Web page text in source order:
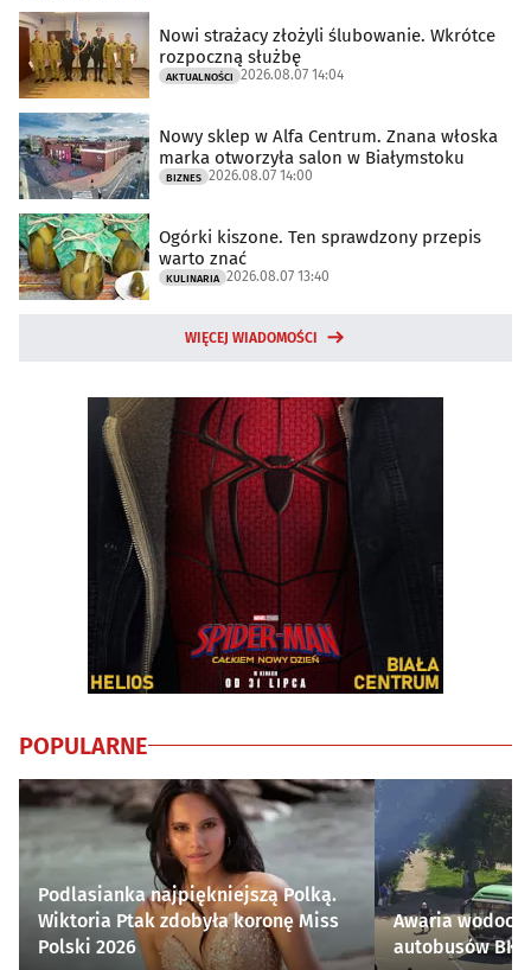
Nowi strażacy złożyli ślubowanie. Wkrótce
rozpoczną służbę
AKTUALNOŚCI 2026.08.07 14:04
Nowy sklep w Alfa Centrum. Znana włoska
marka otworzyła salon w Białymstoku
BIZNES 2026.08.07 14:00
Ogórki kiszone. Ten sprawdzony przepis
warto znać
KULINARIA 2026.08.07 13:40
WIĘCEJ WIADOMOŚCI
POPULARNE
Podlasianka najpiękniejszą Polką.
Wiktoria Ptak zdobyła koronę Miss
Polski 2026
Awaria
autobusów